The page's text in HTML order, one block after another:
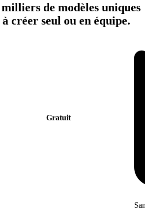
milliers de modèles uniques
créer seul ou en équipe.
Gratuit